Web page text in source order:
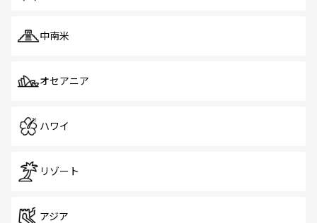
中南米
オセアニア
ハワイ
リゾート
アジア